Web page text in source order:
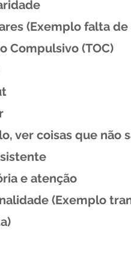
(Exemplo falta
Compulsivo (TOC)
ver coisas que não
e atenção
(Exemplo